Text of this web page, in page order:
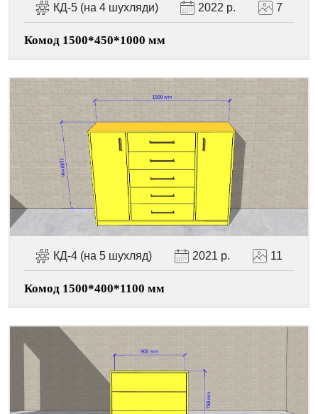
КД-5 (на 4 шухляди) 2022 р. 7
Комод 1500*450*1000 мм
КД-4 (на 5 шухляд) 2021 р. 11
Комод 1500*400*1100 мм